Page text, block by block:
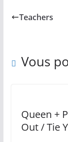
Teachers
Vous
Queen +
Out / Tie